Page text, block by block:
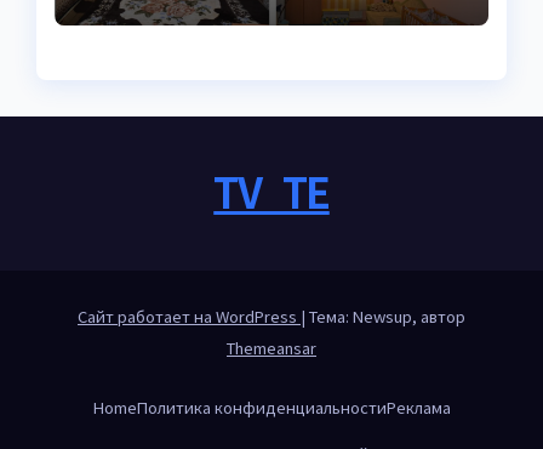
TV_TE
Сайт работает на WordPress | Тема: Newsup, автор
Themeansar
HomeПолитика конфиденциальностиРеклама